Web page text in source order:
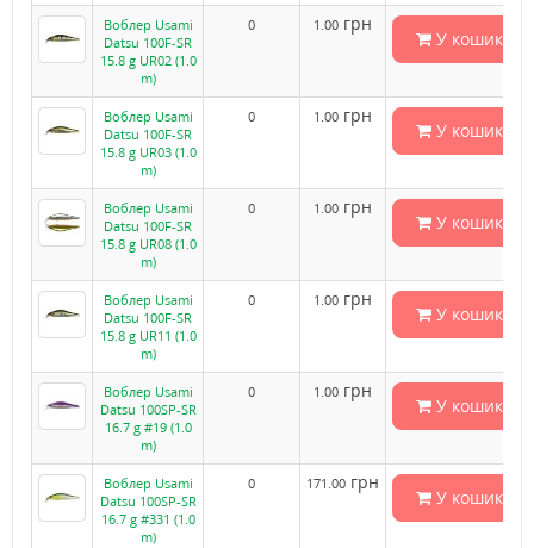
Воблер Usami
Datsu 100F-SR
15.8 g UR02 (1.0
m)
0 1.00 грн
У кошик
Воблер Usami
Datsu 100F-SR
15.8 g UR03 (1.0
m)
0 1.00 грн
У кошик
Воблер Usami
Datsu 100F-SR
15.8 g UR08 (1.0
m)
0 1.00 грн
У кошик
Воблер Usami
Datsu 100F-SR
15.8 g UR11 (1.0
m)
0 1.00 грн
У кошик
Воблер Usami
Datsu 100SP-SR
16.7 g #19 (1.0
m)
0 1.00 грн
У кошик
Воблер Usami
Datsu 100SP-SR
16.7 g #331 (1.0
m)
0 171.00 грн
У кошик